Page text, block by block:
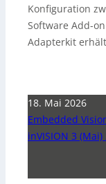
Konfiguration
Software Add-
Adapterkit
18. Mai 2026
Embedded
inVISION 3 (Mai)